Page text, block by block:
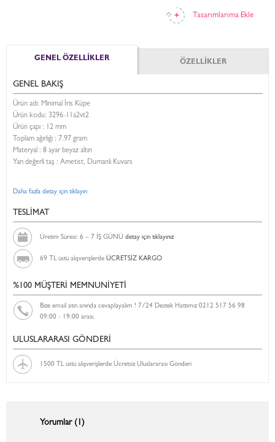
Tasarımlarıma Ekle
GENEL ÖZELLİKLER ÖZELLİKLER
GENEL BAKIŞ
Ürün adı: Minimal İris Küpe
Ürün kodu: 3296-11a2vt2
Ürün çapı : 12 mm
Toplam ağırlığı : 7.97 gram
Materyal : 8 ayar beyaz altın
Yarı değerli taş : Ametist, Dumanlı Kuvars
Daha fazla detay için tıklayın
TESLİMAT
Üretim Süresi: 6 – 7 İŞ GÜNÜ detay için tıklayınız
69 TL üstü alışverişlerde ÜCRETSİZ KARGO
%100 MÜŞTERİ MEMNUNİYETİ
Bize email atın anında cevaplayalım ! 7/24 Destek Hattımız 0212 517 56 98
09:00 - 19:00 arası.
ULUSLARARASI GÖNDERİ
1500 TL üstü alışverişlerde Ücretsiz Uluslararası Gönderi
Yorumlar (1)